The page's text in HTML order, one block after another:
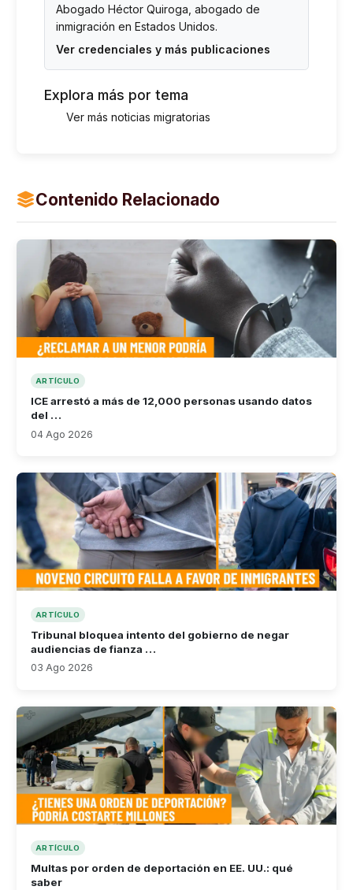
Abogado Héctor Quiroga , abogado de
inmigración en Estados Unidos.
Ver credenciales y más publicaciones
Explora más por tema
Ver más noticias migratorias
Contenido Relacionado
ARTÍCULO
ICE arrestó a más de 12,000 personas usando datos
del …
04 Ago 2026
ARTÍCULO
Tribunal bloquea intento del gobierno de negar
audiencias de fianza …
03 Ago 2026
ARTÍCULO
Multas por orden de deportación en EE. UU.: qué
saber